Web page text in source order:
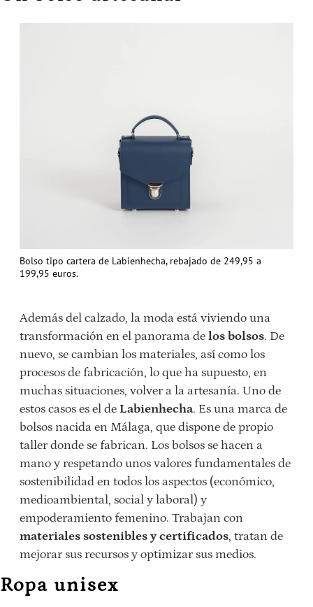
Bolso tipo cartera de Labienhecha, rebajado de 249,95 a
199,95 euros.
Además del calzado, la moda está viviendo una
transformación en el panorama de los bolsos. De
nuevo, se cambian los materiales, así como los
procesos de fabricación, lo que ha supuesto, en
muchas situaciones, volver a la artesanía. Uno de
estos casos es el de Labienhecha. Es una marca de
bolsos nacida en Málaga, que dispone de propio
taller donde se fabrican. Los bolsos se hacen a
mano y respetando unos valores fundamentales de
sostenibilidad en todos los aspectos (económico,
medioambiental, social y laboral) y
empoderamiento femenino. Trabajan con
materiales sostenibles y certificados, tratan de
mejorar sus recursos y optimizar sus medios.
Ropa unisex